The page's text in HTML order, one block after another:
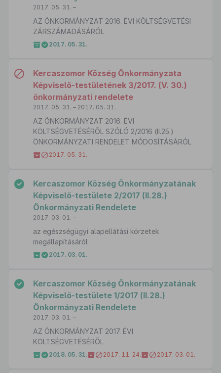
2017. 05. 31. –
AZ ÖNKORMÁNYZAT 2016. ÉVI KÖLTSÉGVETÉSI
ZÁRSZÁMADÁSÁRÓL
2017. 05. 31.
Kercaszomor Község Önkormányzata
Képviselő-testületének 3/2017. (V. 30.)
önkormányzati rendelete
2017. 05. 31. – 2017. 05. 31.
AZ ÖNKORMÁNYZAT 2016. ÉVI
KÖLTSÉGVETÉSÉRŐL SZÓLÓ 2/2016 (II.25.)
ÖNKORMÁNYZATI RENDELET MÓDOSÍTÁSÁRÓL
2017. 05. 31.
Kercaszomor Község Önkormányzatának
Képviselő-testülete 2/2017 (II.28.)
Önkormányzati Rendelete
2017. 03. 01. –
az egészségügyi alapellátási körzetek
megállapításáról
2017. 03. 01.
Kercaszomor Község Önkormányzatának
Képviselő-testülete 1/2017 (II.28.)
Önkormányzati Rendelete
2017. 03. 01. –
AZ ÖNKORMÁNYZAT 2017. ÉVI
KÖLTSÉGVETÉSÉRŐL
2018. 05. 31. 2017. 11. 24. 2017. 03. 01.